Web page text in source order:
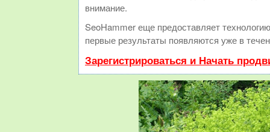
внимание.
SeoHammer еще предоставляет
первые результаты появляются уже в
Зарегистрироваться и Начать